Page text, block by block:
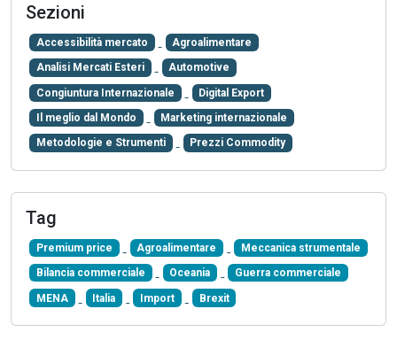
Sezioni
Accessibilità mercato Agroalimentare
Analisi Mercati Esteri Automotive
Congiuntura Internazionale Digital Export
Il meglio dal Mondo Marketing internazionale
Metodologie e Strumenti Prezzi Commodity
Tag
Premium price Agroalimentare Meccanica strumentale
Bilancia commerciale Oceania Guerra commerciale
MENA Italia Import Brexit